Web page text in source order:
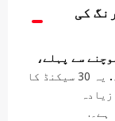
کی
سے پہلے،
یہ 30 سیکنڈ کا
ہے۔.